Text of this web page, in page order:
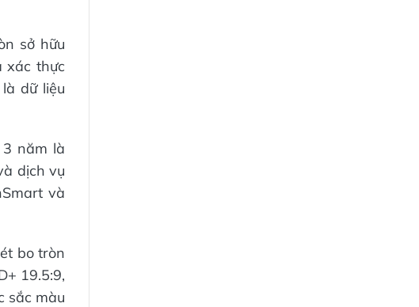
sở hữu
xác thực
dữ liệu
3 năm là
dịch vụ
và
bo tròn
19.5:9,
sắc màu